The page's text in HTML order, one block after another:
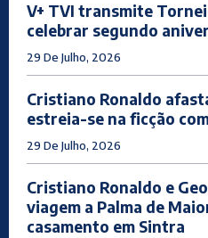
V+ TVI transmite
celebrar segundo
29 De Julho, 2026
Cristiano Ronaldo
estreia-se na ficção
29 De Julho, 2026
Cristiano Ronaldo e
viagem a Palma de
casamento em Sintra